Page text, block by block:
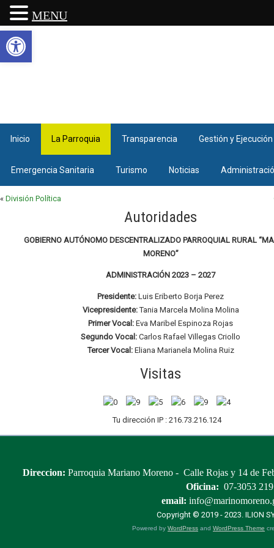
Inicio La Parroquia Transparencia Gestión y Ejecución
Emergencia Sanitaria Turismo Noticias
« División Política
Autoridades
GOBIERNO AUTÓNOMO DESCENTRALIZADO PARROQUIAL RURAL
MORENO”
ADMINISTRACIÓN 2023 – 2027
Presidente: Luis Eriberto Borja Perez
Vicepresidente:Tania Marcela Molina Molina
Primer Vocal: Eva Maribel Espinoza Rojas
Segundo Vocal: Carlos Rafael Villegas Criollo
Tercer Vocal:Eliana Marianela Molina Ruiz
Visitas
Tu dirección IP : 216.73.216.124
Direccion: Parroquia Mariano Moreno - Calle Rojas y 14 de
Oficina: 07-3053 219
email:
Copyright © 2019 - 2023. ILION
Powered by WordPress and WordPress Theme
MENU
Abrir barra de herramientas